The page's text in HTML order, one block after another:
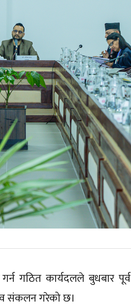
गठित कार्यदलले बुधबार पूर्व
संकलन गरेको छ।